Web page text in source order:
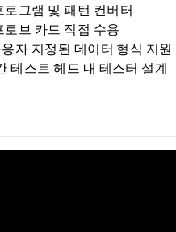
그램 및 패턴 컨버터
브 카드 직접 수용
자 지정된 데이터 형식 지원
테스트 헤드 내 테스터 설계